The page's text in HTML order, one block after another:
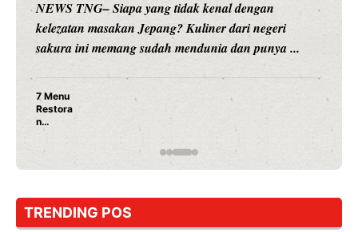
NEWS TNG– Siapa sangka, dua nama besar di dunia
hiburan, Nunung Srimulat dan Vicky Prasetyo, kini
merambah dunia kuliner dengan ...
Nunung Srimulat & Vicky Prasetyo Buka Restoran
Rahasia Mami Bikin Nagih!
TRENDING POS